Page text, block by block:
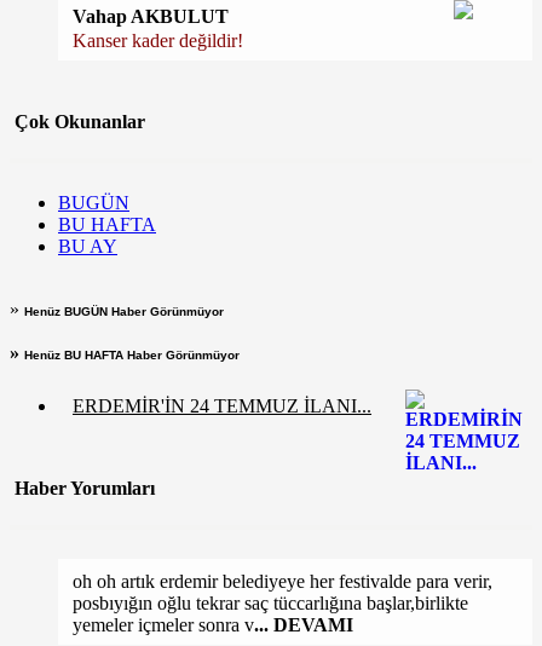
Vahap AKBULUT
Kanser kader değildir!
Çok Okunanlar
BUGÜN
BU HAFTA
BU AY
» Henüz BUGÜN Haber Görünmüyor
» Henüz BU HAFTA Haber Görünmüyor
ERDEMİR'İN 24 TEMMUZ İLANI...
Haber Yorumları
oh oh artık erdemir belediyeye her festivalde para verir,
posbıyığın oğlu tekrar saç tüccarlığına başlar,birlikte
yemeler içmeler sonra v... DEVAMI